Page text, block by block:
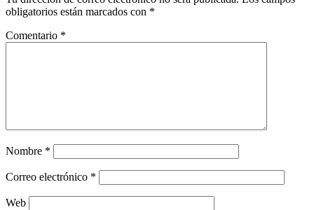
obligatorios están marcados con *
Comentario *
Nombre *
Correo electrónico *
Web